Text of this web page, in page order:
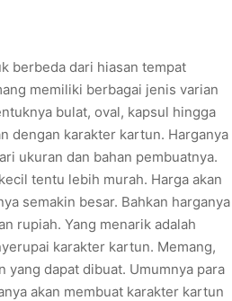
berbeda dari hiasan tempat
memiliki berbagai jenis varian
bulat, oval, kapsul hingga
dengan karakter kartun. Harganya
ukuran dan bahan pembuatnya.
tentu lebih murah. Harga akan
semakin besar. Bahkan harganya
rupiah. Yang menarik adalah
karakter kartun. Memang,
yang dapat dibuat. Umumnya para
akan membuat karakter kartun